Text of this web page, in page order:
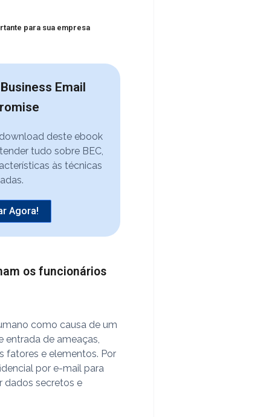
para sua empresa
Email
deste ebook
tudo sobre BEC,
às técnicas
Agora!
os funcionários
como causa de um
de ameaças,
fatores e elementos. Por
por e-mail para
dados secretos e